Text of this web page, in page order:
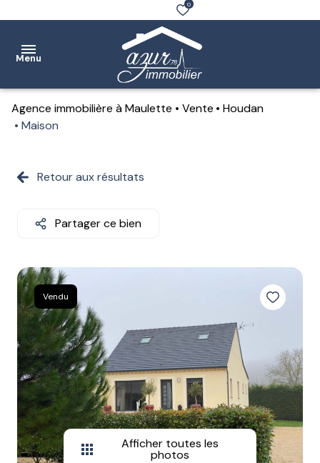
0
Menu
Accueil
Location
Notre
agence
Estimation
Contact
Agence immobilière à Maulette Vente
Houdan
Maison
Retour aux résultats
Partager ce bien
Vendu
Afficher toutes les
photos